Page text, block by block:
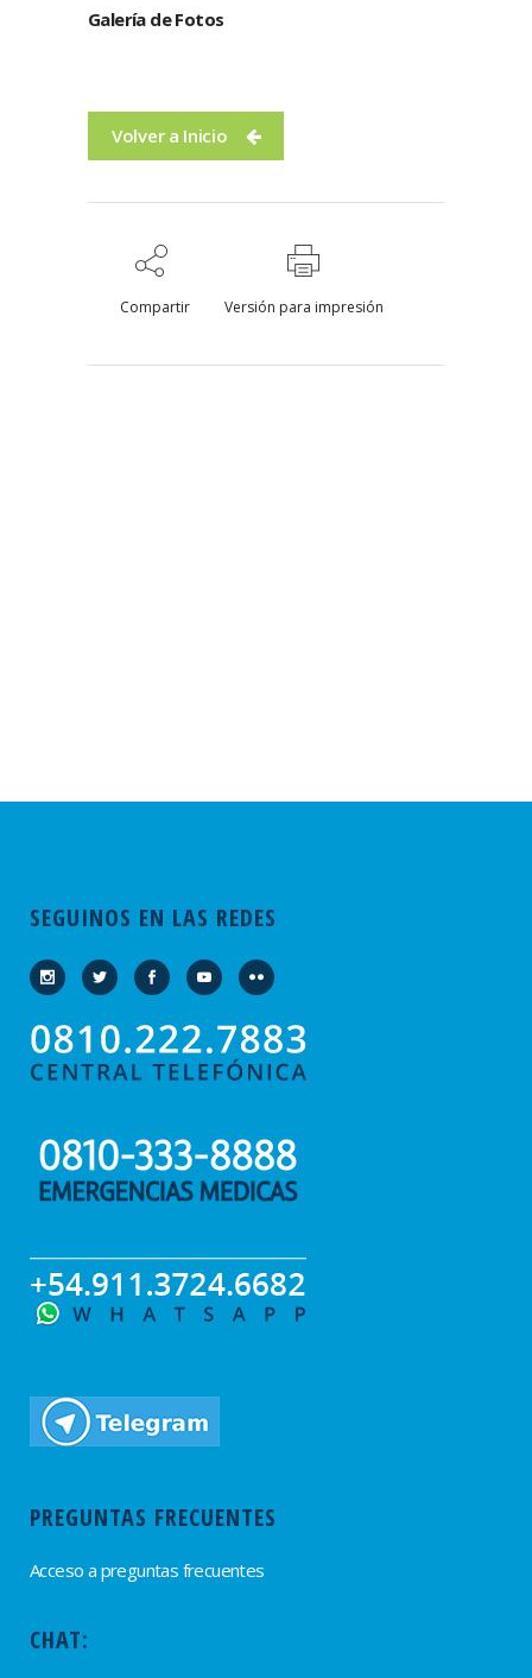
Galería de Fotos
Volver a Inicio
Compartir Versión para impresión
SEGUINOS EN LAS REDES
PREGUNTAS FRECUENTES
Acceso a preguntas frecuentes
CHAT: